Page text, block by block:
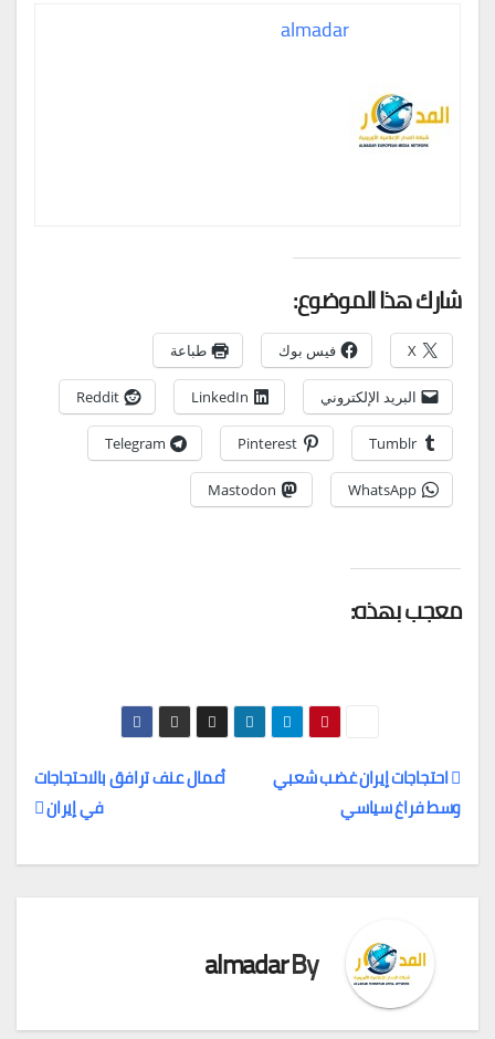
almadar
شارك هذا الموضوع:
X فيس بوك طباعة
البريد الإلكتروني LinkedIn
Reddit
Tumblr
Pinterest
Telegram
WhatsApp
Mastodon
معجب بهذه:
تصفّح
المقالات
أعمال عنف ترافق بالاحتجاجات
في إيران
احتجاجات إيران غضب شعبي
وسط فراغ سياسي
By
almadar